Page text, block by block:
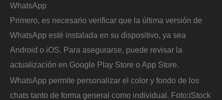
WhatsApp
Primero, es necesario verificar que la última versión de
WhatsApp esté instalada en su dispositivo, ya sea
Android o iOS. Para asegurarse, puede revisar la
actualización en Google Play Store o App Store.
WhatsApp permite personalizar el color y fondo de los
chats tanto de forma general como individual. Foto:iStock